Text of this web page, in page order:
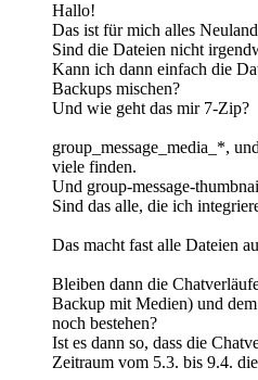
Hallo!
Das ist für mich alles
Sind die Dateien nicht
Kann ich dann einfach die
Backups mischen?
Und wie geht das mir 7-Zip?
group_message_media_*,
viele finden.
Und group-message-
Sind das alle, die ich
Das macht fast alle Dateien
Bleiben dann die
Backup mit Medien) und
noch bestehen?
Ist es dann so, dass die
Zeitraum vom 5.3. bis 9.4.